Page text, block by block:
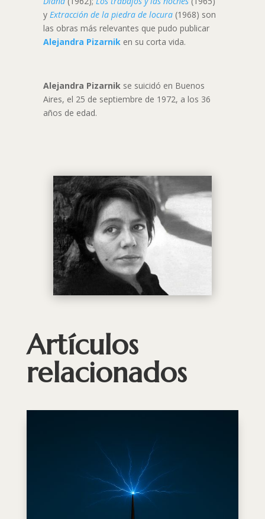
y Extracción de la piedra de locura(1968) son
las obras más relevantes que pudo publicar
Alejandra Pizarniken su corta vida.
Alejandra Pizarnikse suicidó en Buenos
Aires, el 25 de septiembre de 1972, a los 36
años de edad.
Artículos
relacionados